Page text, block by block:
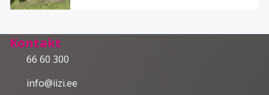
Kontakt
66 60 300
info@iizi.ee